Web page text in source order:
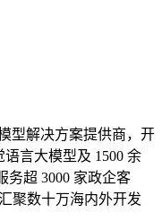
型解决方案提供商，开
言大模型及 1500 余
务超 3000 家政企客
聚数十万海内外开发